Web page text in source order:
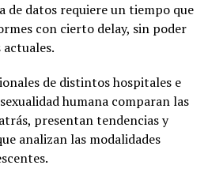
de datos requiere un tiempo que
con cierto delay, sin poder
de distintos hospitales e
humana comparan las
presentan tendencias y
analizan las modalidades